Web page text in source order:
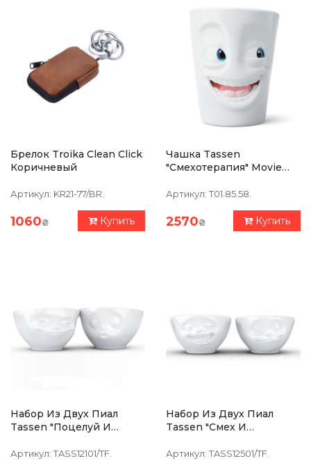
Брелок Troika Clean Click
Коричневый
Артикул: KR21-77/BR.
1060₴ Купить
Чашка Tassen
"Смехотерапия" Movie
Артикул: T01.85.58.
2570₴ Купить
Набор Из Двух Пиал
Tassen "Поцелуй И
Фарфор
Артикул: TASS12101/TF.
Набор Из Двух Пиал
Tassen "Смех И
Фарфор
Артикул: TASS12501/TF.